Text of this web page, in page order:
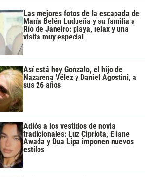
Las mejores fotos de la escapada de
María Belén Ludueña y su familia a
Río de Janeiro: playa, relax y una
visita muy especial
Así está hoy Gonzalo, el hijo de
Nazarena Vélez y Daniel Agostini, a
sus 26 años
Adiós a los vestidos de novia
tradicionales: Luz Cipriota, Eliane
Awada y Dua Lipa imponen nuevos
estilos